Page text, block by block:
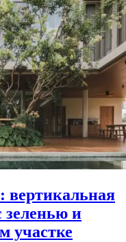
вертикальная
зеленью и
участке